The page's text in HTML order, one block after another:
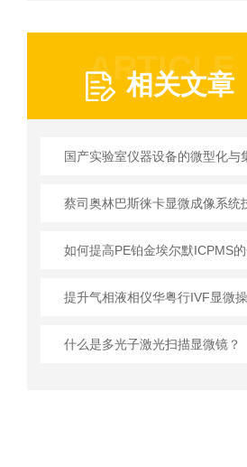
ARTICLE
相关文章
什么是多光子激光扫描显微镜？